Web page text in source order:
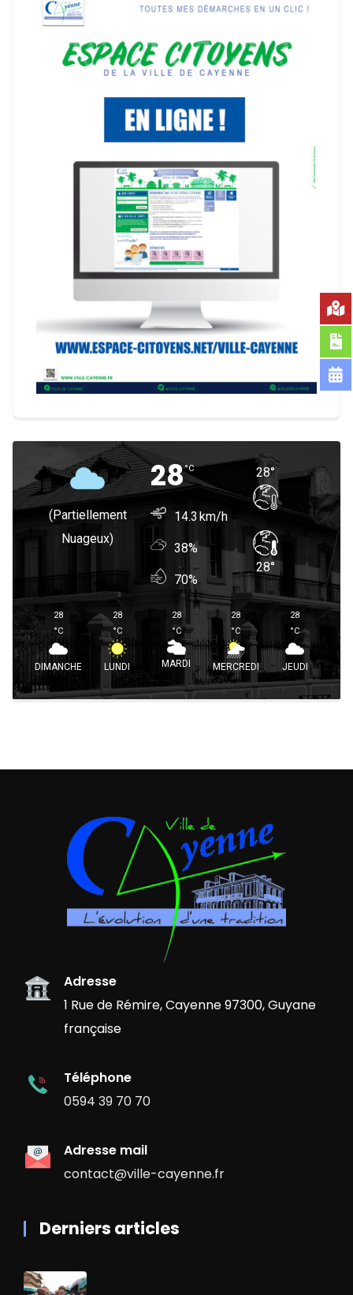
(partiellement
Nuageux)
28°C
14.3
38%
70%
28°
28°
28
°C
DIMANCHE
28
°C
LUNDI
28
°C
MARDI
28
°C
MERCREDI
28
°C
JEUDI
Adresse
1 Rue de Rémire, Cayenne 97300, Guyane
française
Téléphone
0594 39 70 70
Adresse mail
contact@ville-cayenne.fr
Derniers articles